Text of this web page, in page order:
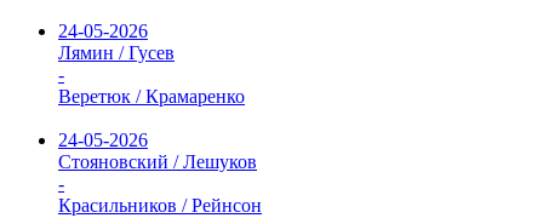
24-05-2026
Лямин / Гусев
-
Веретюк / Крамаренко
24-05-2026
Стояновский / Лешуков
-
Красильников / Рейнсон